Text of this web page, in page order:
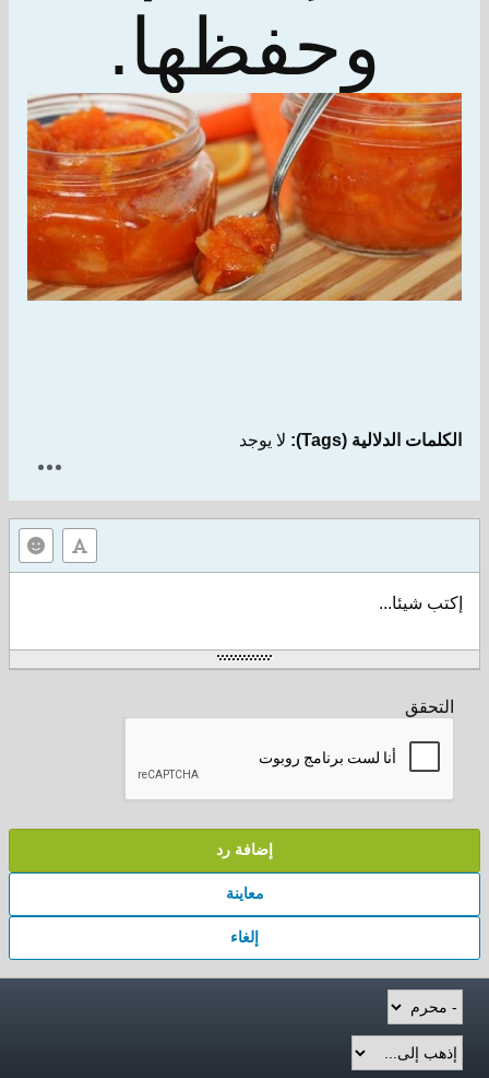
وحفظها.
الكلمات الدلالية (Tags): لا يوجد
إكتب شيئا...
التحقق
إضافة رد
معاينة
إلغاء